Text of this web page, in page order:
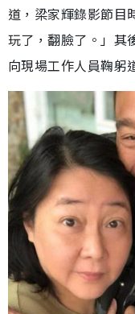
道，梁家輝錄影節目
玩了，翻臉了。」其
向現場工作人員鞠躬